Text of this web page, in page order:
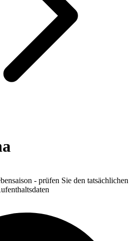
- prüfen Sie den tatsächlichen